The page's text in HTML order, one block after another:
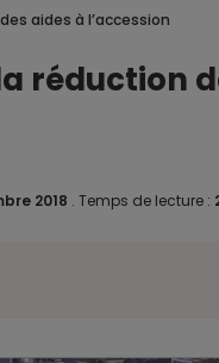
aides à l’accession
réduction
2018 . Temps de lecture :